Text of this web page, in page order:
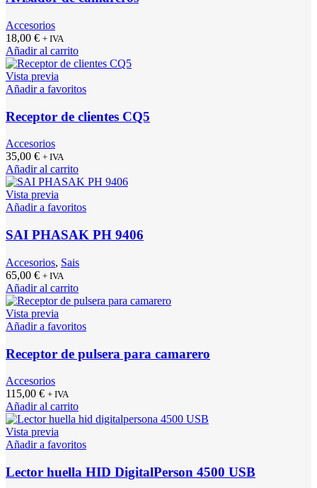
Accesorios
18,00 € + IVA
Añadir al carrito
Vista previa
Añadir a favoritos
Receptor de clientes CQ5
Accesorios
35,00 € + IVA
Añadir al carrito
Vista previa
Añadir a favoritos
SAI PHASAK PH 9406
Accesorios, Sais
65,00 € + IVA
Añadir al carrito
Vista previa
Añadir a favoritos
Receptor de pulsera para camarero
Accesorios
115,00 € + IVA
Añadir al carrito
Vista previa
Añadir a favoritos
Lector huella HID DigitalPerson 4500 USB